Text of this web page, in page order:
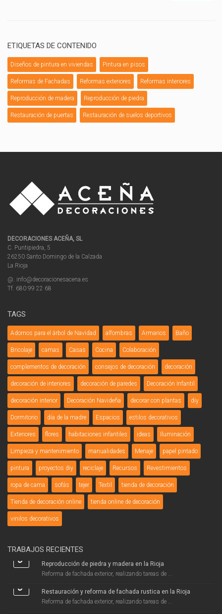
ETIQUETAS DE CONTENIDO
Diseños de pintura en viviendas Pintura en pisos
Reformas de Fachadas Reformas exteriores Reformas interiores
Reproducción de madera Reproducción de piedra
Restauración de puertas Restauración de suelos deportivos
DECORACIONES ACEÑA, SL
C. Puntipiedra, 5
26250 Santo Domingo de la Calzada
La Rioja
@. info@decoracionesacena.es
Tf. 680 99 22 68
TAGS
Adornos para el árbol de Navidad alfombras Armarios Baño
Bricolaje camas Casas Cocina Colaboración
complementos de decoración consejos de decoración decoración
decoración de interiores decoración de paredes Decoración Infantil
decoración interior Decoración Navideña decorar con plantas diy
Dormitorio día de la madre Espacios estilos decorativos
Exteriores flores habitaciones infantiles ideas Iluminación
Limpieza y mantenimiento manualidades Menaje papel pintado
pintura proyectos diy reciclaje Recursos Revestimientos
ropa de cama sofás tejer Textil tienda de decoración
Tienda de decoración online tienda online de decoración
vinilos decorativos
TRABAJOS RECIENTES
Reproducción de piedra y madera en la Rioja
Reforma de fachada exterior, realizando tareas de ...
Restauración y reforma de fachada rustica en la Rioja
Reforma de fachada exterior, realizando tareas de ...